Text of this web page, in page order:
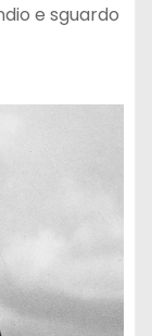
e sguardo